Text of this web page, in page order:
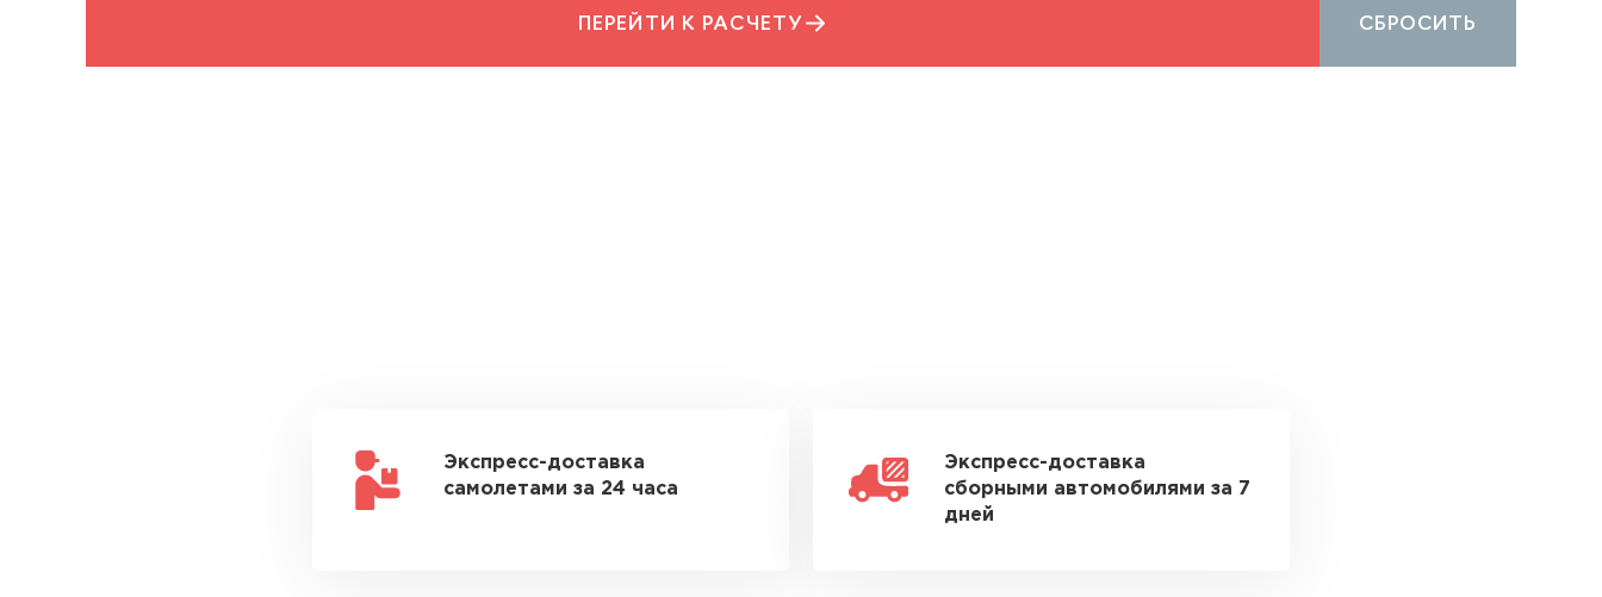
ПЕРЕЙТИ К РАСЧЕТУ СБРОСИТЬ
Экспресс-доставка
самолетами за 24 часа
Экспресс-доставка
сборными автомобилями за 7
дней